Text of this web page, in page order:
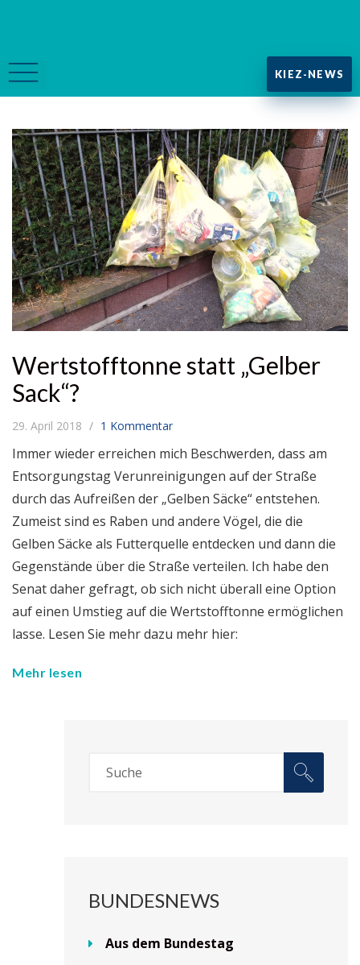
KIEZ-NEWS
Wertstofftonne statt „Gelber
Sack“?
29. April 2018 1 Kommentar
Immer wieder erreichen mich Beschwerden, dass am
Entsorgungstag Verunreinigungen auf der Straße
durch das Aufreißen der „Gelben Säcke“ entstehen.
Zumeist sind es Raben und andere Vögel, die die
Gelben Säcke als Futterquelle entdecken und dann die
Gegenstände über die Straße verteilen. Ich habe den
Senat daher gefragt, ob sich nicht überall eine Option
auf einen Umstieg auf die Wertstofftonne ermöglichen
lasse. Lesen Sie mehr dazu mehr hier:
Mehr lesen
BUNDESNEWS
Aus dem Bundestag